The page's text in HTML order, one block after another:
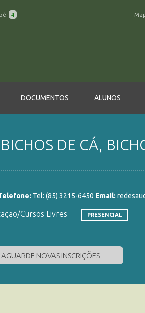
4
DOCUMENTOS ALUNOS
DE CÁ,
Tel: (85) 3215-6450 Email:
Cursos Livres PRESENCIAL
AGUARDE NOVAS INSCRIÇÕES